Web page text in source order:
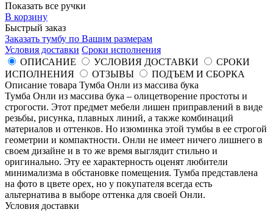
Показать все ручки
В корзину
Быстрый заказ
Заказать тумбу по Вашим размерам
Условия доставки Сроки исполнения
ОПИСАНИЕ
УСЛОВИЯ ДОСТАВКИ
СРОКИ
ИСПОЛНЕНИЯ
ОТЗЫВЫ
ПОДЪЕМ И СБОРКА
Описание товара Тумба Онли из массива бука
Тумба Онли из массива бука – олицетворение простоты и
строгости. Этот предмет мебели лишен приправлений в виде
резьбы, рисунка, плавных линий, а также комбинаций
материалов и оттенков. Но изюминка этой тумбы в ее строгой
геометрии и компактности. Онли не имеет ничего лишнего в
своем дизайне и в то же время выглядит стильно и
оригинально. Эту ее характерность оценят любители
минимализма в обстановке помещения. Тумба представлена
на фото в цвете орех, но у покупателя всегда есть
альтернатива в выборе оттенка для своей Онли.
Условия доставки